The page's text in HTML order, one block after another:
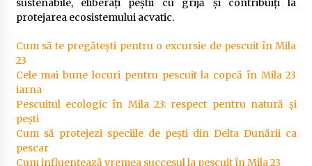
sustenabile, eliberați peștii cu grijă și contribuiți la
protejarea ecosistemului acvatic.
Cum să te pregătești pentru o excursie de pescuit în Mila
23
Cele mai bune locuri pentru pescuit la copcă în Mila 23
iarna
Pescuitul ecologic în Mila 23: respect pentru natură și
pești
Cum să protejezi speciile de pești din Delta Dunării ca
pescar
Cum influențează vremea succesul la pescuit în Mila 23